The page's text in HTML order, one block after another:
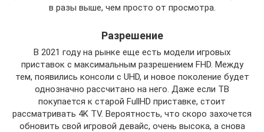
в разы выше, чем просто от просмотра.
Разрешение
В 2021 году на рынке еще есть модели игровых
приставок с максимальным разрешением FHD. Между
тем, появились консоли с UHD, и новое поколение будет
однозначно рассчитано на него. Даже если ТВ
покупается к старой FullHD приставке, стоит
рассматривать 4K TV. Вероятность, что скоро захочется
обновить свой игровой девайс, очень высока, а снова